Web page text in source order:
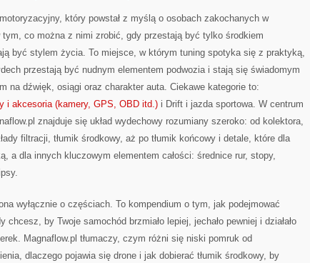
który powstał z myślą o osobach zakochanych w
tym, co można z nimi zrobić, gdy przestają być tylko środkiem
być stylem życia. To miejsce, w którym tuning spotyka się z praktyką,
przestają być nudnym elementem podwozia i stają się świadomym
na dźwięk, osiągi oraz charakter auta. Ciekawe kategorie to:
i akcesoria (kamery, GPS, OBD itd.) i Drift i jazda sportowa. W centrum
znajduje się układ wydechowy rozumiany szeroko: od kolektora,
filtracji, tłumik środkowy, aż po tłumik końcowy i detale, które dla
a dla innych kluczowym elementem całości: średnice rur, stopy,
wyłącznie o częściach. To kompendium o tym, jak podejmować
chcesz, by Twoje samochód brzmiało lepiej, jechało pewniej i działało
Magnaflow.pl tłumaczy, czym różni się niski pomruk od
dlaczego pojawia się drone i jak dobierać tłumik środkowy, by